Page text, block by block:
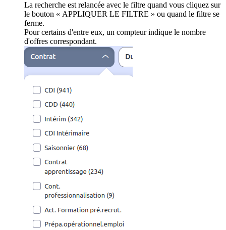
La recherche est relancée avec le filtre quand vous cliquez sur
le bouton « APPLIQUER LE FILTRE » ou quand le filtre se
ferme.
Pour certains d'entre eux, un compteur indique le nombre
d'offres correspondant.